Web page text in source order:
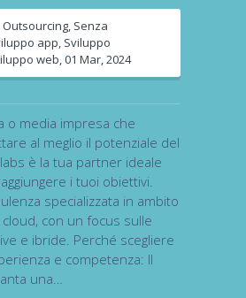
Outsourcing, Senza
app, Sviluppo
web,01 Mar, 2024
o media impresa che
al meglio il potenziale del
è la tua partner ideale
i tuoi obiettivi.
specializzata in ambito
con un focus sulle
e ibride. Perché scegliere
e competenza: Il
una…